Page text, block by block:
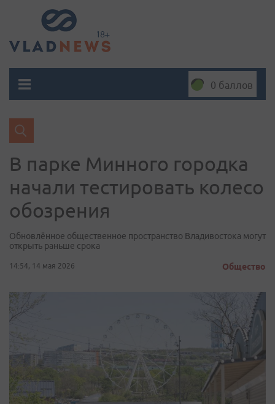
0 баллов
В парке Минного городка
начали тестировать колесо
обозрения
Обновлённое общественное пространство Владивостока могут
открыть раньше срока
14:54, 14 мая 2026 Общество